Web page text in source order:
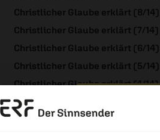
Christlicher Glaube erklärt (8/14)
Christlicher Glaube erklärt (7/14)
Christlicher Glaube erklärt (6/14)
Christlicher Glaube erklärt (5/14)
Christlicher Glaube erklärt (4/14)
Christlicher Glaube erklärt (3/14)
Erzähl mal!